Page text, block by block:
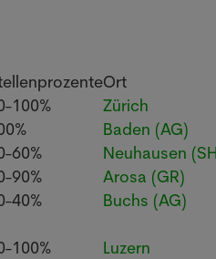
Ort
100%
Zürich
Baden (AG)
60%
Neuhausen
90%
Arosa (GR)
40%
Buchs (AG)
100% Luzern